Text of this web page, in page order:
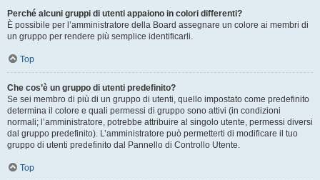
Perché alcuni gruppi di utenti appaiono in colori differenti?
È possibile per l’amministratore della Board assegnare un colore ai membri di
un gruppo per rendere più semplice identificarli.
Top
Che cos’è un gruppo di utenti predefinito?
Se sei membro di più di un gruppo di utenti, quello impostato come predefinito
determina il colore e quali permessi di gruppo sono attivi (in condizioni
normali; l’amministratore, potrebbe attribuire al singolo utente, permessi diversi
dal gruppo predefinito). L’amministratore può permetterti di modificare il tuo
gruppo di utenti predefinito dal Pannello di Controllo Utente.
Top